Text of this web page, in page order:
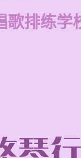
歌排练学